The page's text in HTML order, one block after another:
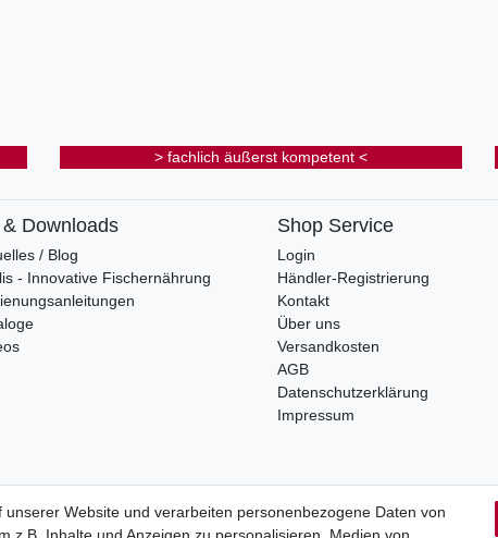
> fachlich äußerst kompetent <
Downloads
/ Blog
- Innovative Fischernährung
Shop Service
Login
Händler-Registrierung
Kontakt
Über uns
Versandkosten
AGB
Datenschutzerklärung
Impressum
Website und verarbeiten personenbezogene Daten von